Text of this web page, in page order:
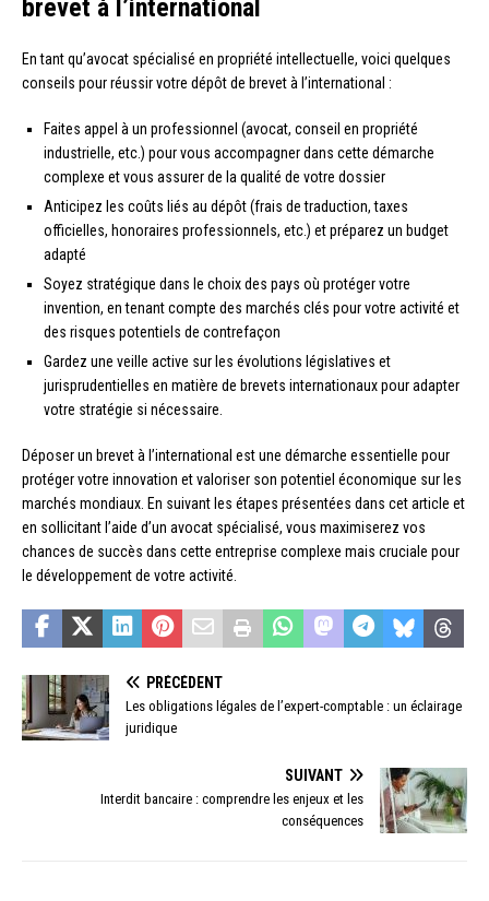
brevet à l’international
En tant qu’avocat spécialisé en propriété intellectuelle, voici quelques
conseils pour réussir votre dépôt de brevet à l’international :
Faites appel à un professionnel (avocat, conseil en propriété
industrielle, etc.) pour vous accompagner dans cette démarche
complexe et vous assurer de la qualité de votre dossier
Anticipez les coûts liés au dépôt (frais de traduction, taxes
officielles, honoraires professionnels, etc.) et préparez un budget
adapté
Soyez stratégique dans le choix des pays où protéger votre
invention, en tenant compte des marchés clés pour votre activité et
des risques potentiels de contrefaçon
Gardez une veille active sur les évolutions législatives et
jurisprudentielles en matière de brevets internationaux pour adapter
votre stratégie si nécessaire.
Déposer un brevet à l’international est une démarche essentielle pour
protéger votre innovation et valoriser son potentiel économique sur les
marchés mondiaux. En suivant les étapes présentées dans cet article et
en sollicitant l’aide d’un avocat spécialisé, vous maximiserez vos
chances de succès dans cette entreprise complexe mais cruciale pour
le développement de votre activité.
PRÉCÉDENT
Les obligations légales de l’expert-comptable : un éclairage
juridique
SUIVANT
Interdit bancaire : comprendre les enjeux et les
conséquences